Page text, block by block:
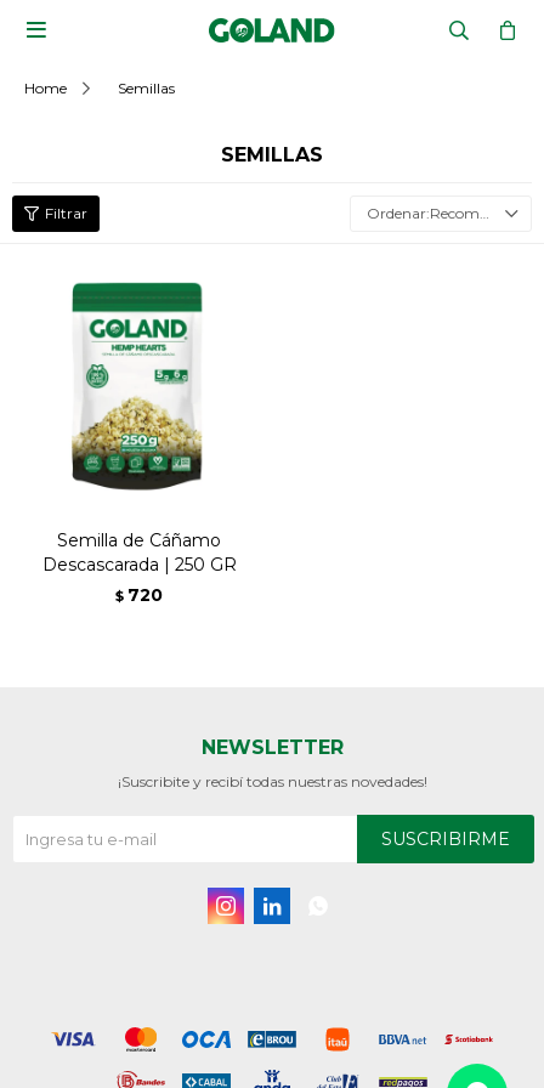

Home Semillas
SEMILLAS
Recomendados
Semilla de Cáñamo
Descascarada | 250 GR
$ 720
NEWSLETTER
¡Suscribite y recibí todas nuestras novedades!
SUSCRIBIRME
 